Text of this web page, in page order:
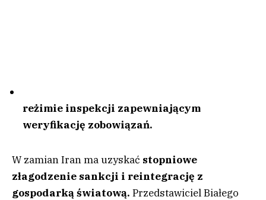
reżimie inspekcji zapewniającym
weryfikację zobowiązań.
W zamian Iran ma uzyskać stopniowe
złagodzenie sankcji i reintegrację z
gospodarką światową. Przedstawiciel Białego